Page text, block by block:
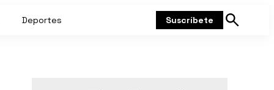
Deportes Suscríbete
Mostrar